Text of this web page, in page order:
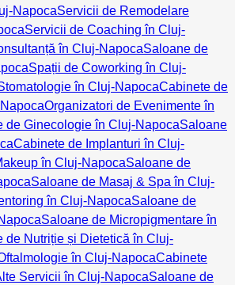
NapocaServicii de Remodelare
Servicii de Coaching în Cluj-
în Cluj-NapocaSaloane de
Spații de Coworking în Cluj-
în Cluj-NapocaCabinete de
Organizatori de Evenimente în
de Ginecologie în Cluj-NapocaSaloane
Cabinete de Implanturi în Cluj-
în Cluj-NapocaSaloane de
Saloane de Masaj & Spa în Cluj-
în Cluj-NapocaSaloane de
Saloane de Micropigmentare în
de Nutriție și Dietetică în Cluj-
în Cluj-NapocaCabinete
Servicii în Cluj-NapocaSaloane de